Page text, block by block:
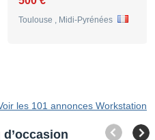
Toulouse , Midi-Pyrénées
les 101 annonces Workstation